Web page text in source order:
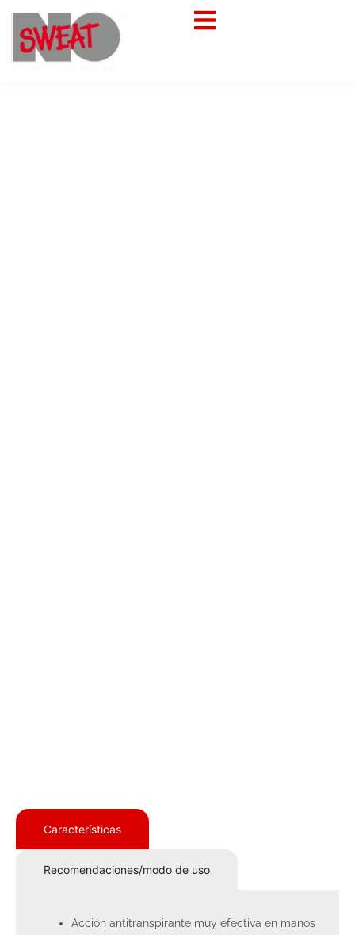
Características
Recomendaciones/modo de uso
Acción antitranspirante muy efectiva en manos